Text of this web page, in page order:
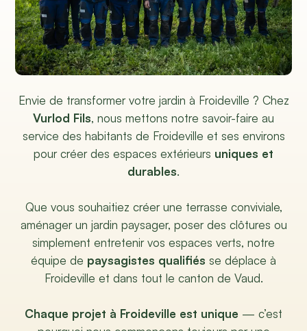
Envie de transformer votre jardin à Froideville ? Chez
Vurlod Fils, nous mettons notre savoir-faire au
service des habitants de Froideville et ses environs
pour créer des espaces extérieurs uniques et
durables.
Que vous souhaitiez créer une terrasse conviviale,
aménager un jardin paysager, poser des clôtures ou
simplement entretenir vos espaces verts, notre
équipe de paysagistes qualifiés se déplace à
Froideville et dans tout le canton de Vaud.
Chaque projet à Froideville est unique — c’est